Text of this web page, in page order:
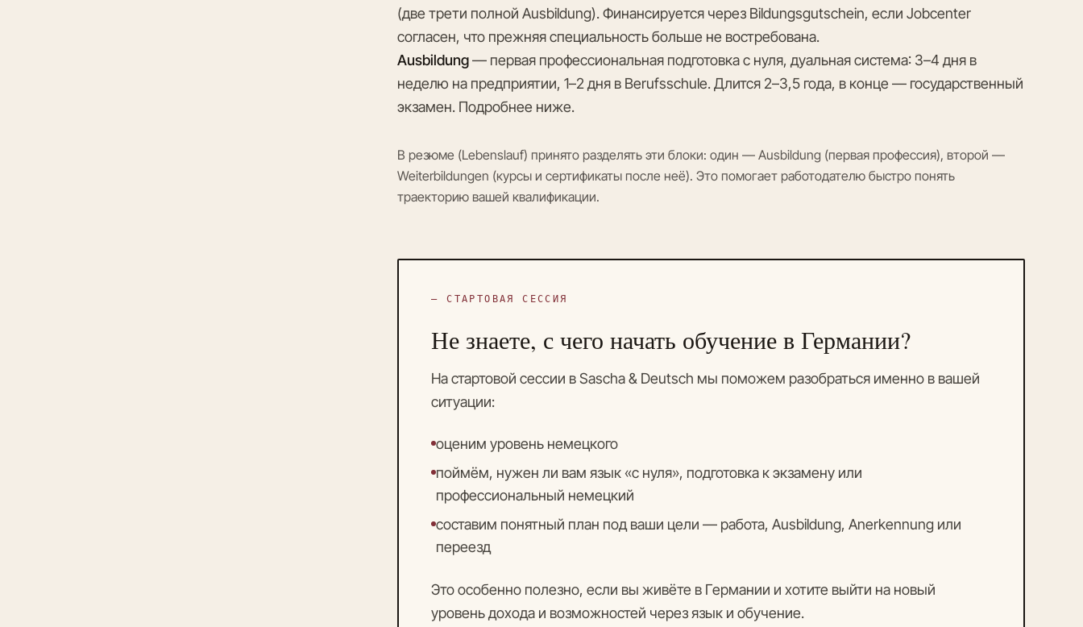
(две трети полной Ausbildung). Финансируется через Bildungsgutschein, если Jobcenter
согласен, что прежняя специальность больше не востребована.
Ausbildung— первая профессиональная подготовка с нуля, дуальная система: 3–4 дня в
неделю на предприятии, 1–2 дня в Berufsschule. Длится 2–3,5 года, в конце — государственный
экзамен. Подробнее ниже.
В резюме (Lebenslauf) принято разделять эти блоки: один — Ausbildung (первая профессия), второй —
Weiterbildungen (курсы и сертификаты после неё). Это помогает работодателю быстро понять
траекторию вашей квалификации.
— СТАРТОВАЯ СЕССИЯ
Не знаете, с чего начать обучение в Германии?
На стартовой сессии в Sascha & Deutsch мы поможем разобраться именно в вашей
ситуации:
оценим уровень немецкого
поймём, нужен ли вам язык «с нуля», подготовка к экзамену или
профессиональный немецкий
составим понятный план под ваши цели — работа, Ausbildung, Anerkennung или
переезд
Это особенно полезно, если вы живёте в Германии и хотите выйти на новый
уровень дохода и возможностей через язык и обучение.